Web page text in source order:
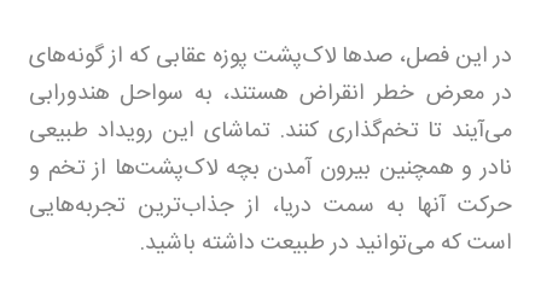
در این فصل، صدها لاک‌پشت پوزه عقابی که از گونه‌های
در معرض خطر انقراض هستند، به سواحل هندورابی
می‌آیند تا تخم‌گذاری کنند. تماشای این رویداد طبیعی
نادر و همچنین بیرون آمدن بچه لاک‌پشت‌ها از تخم و
حرکت آنها به سمت دریا، از جذاب‌ترین تجربه‌هایی
است که می‌توانید در طبیعت داشته باشید.